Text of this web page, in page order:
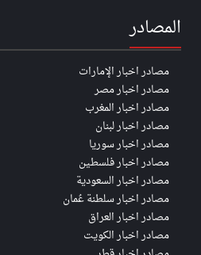
المصادر
مصادر اخبار الإمارات
مصادر اخبار مصر
مصادر اخبار المغرب
مصادر اخبار لبنان
مصادر اخبار سوريا
مصادر اخبار فلسطين
مصادر اخبار السعودية
مصادر اخبار سلطنة عُمان
مصادر اخبار العراق
مصادر اخبار الكويت